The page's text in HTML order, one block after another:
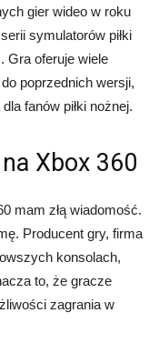
gier wideo w roku
symulatorów piłki
Gra oferuje wiele
poprzednich wersji,
fanów piłki nożnej.
Xbox 360
mam złą wiadomość.
Producent gry, firma
konsolach,
to, że gracze
zagrania w